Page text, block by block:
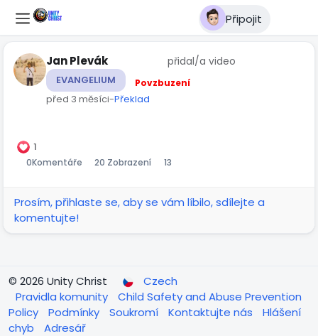
Připojit
Jan Plevák přidal/a video
EVANGELIUM Povzbuzení
před 3 měsíci-Překlad
1
0Komentáře 20 Zobrazení 13
Prosím, přihlaste se, aby se vám líbilo, sdílejte a
komentujte!
© 2026 Unity Christ
Czech
Pravidla komunity
Child Safety and Abuse Prevention
Policy
Podmínky Soukromí Kontaktujte nás
Hlášení
chyb
Adresář